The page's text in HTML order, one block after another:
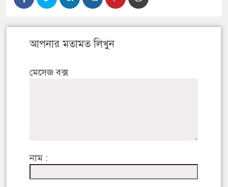
আপনার মতামত লিখুন
মেসেজ বক্স
নাম :